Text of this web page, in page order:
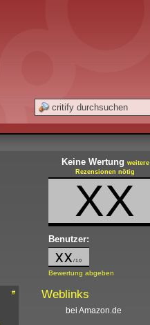
#
Keine Wertung weitere
Rezensionen nötig
XX
Benutzer:
xx /10
Bewertung abgeben
Weblinks
bei Amazon.de